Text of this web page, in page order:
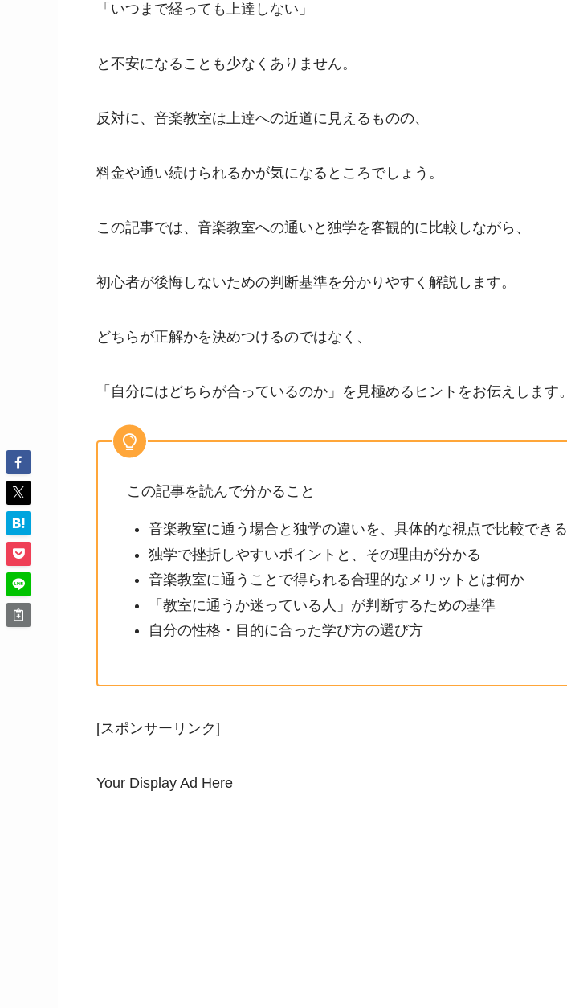
「いつまで経っても上達しない」
と不安になることも少なくありません。
反対に、音楽教室は上達への近道に見えるものの、
料金や通い続けられるかが気になるところでしょう。
この記事では、音楽教室への通いと独学を客観的に比較しながら、
初心者が後悔しないための判断基準を分かりやすく解説します。
どちらが正解かを決めつけるのではなく、
「自分にはどちらが合っているのか」を見極めるヒントをお伝えします。
この記事を読んで分かること
音楽教室に通う場合と独学の違いを、具体的な視点で比較できる
独学で挫折しやすいポイントと、その理由が分かる
音楽教室に通うことで得られる合理的なメリットとは何か
「教室に通うか迷っている人」が判断するための基準
自分の性格・目的に合った学び方の選び方
[スポンサーリンク]
Your Display Ad Here